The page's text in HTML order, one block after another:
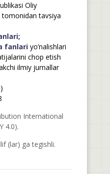
Oliy
tavsiya
fanlariyo’nalishlari
chop etish
ilmiy jurnallar
International
4.0).
(lar) ga tegishli.